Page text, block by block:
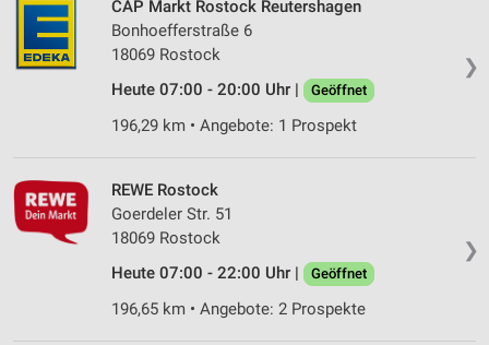
❯
CAP Markt Rostock Reutershagen
Bonhoefferstraße 6
18069 Rostock
Heute 07:00 - 20:00 Uhr |
Geöffnet
196,29 km • Angebote: 1 Prospekt
❯
REWE Rostock
Goerdeler Str. 51
18069 Rostock
Heute 07:00 - 22:00 Uhr |
Geöffnet
196,65 km • Angebote: 2 Prospekte